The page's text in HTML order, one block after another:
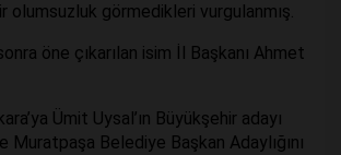
olumsuzluk görmedikleri vurgulanmış.
öne çıkarılan isim İl Başkanı Ahmet
Ümit Uysal’ın Büyükşehir adayı
Muratpaşa Belediye Başkan Adaylığını